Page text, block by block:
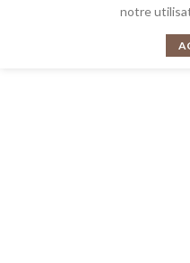
notre